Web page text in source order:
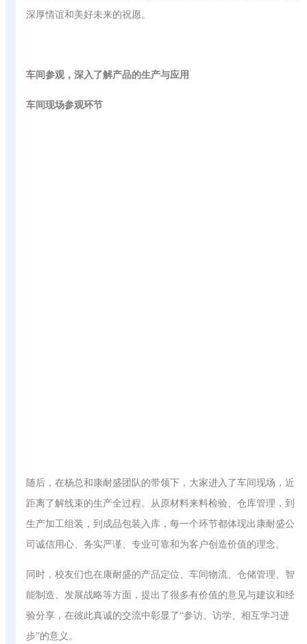
深厚情谊和美好未来的祝愿。
车间参观，深入了解产品的生产与应用
车间现场参观环节
随后，在杨总和康耐盛团队的带领下，大家进入了车间现场，近
距离了解线束的生产全过程。从原材料来料检验、仓库管理，到
生产加工组装，到成品包装入库，每一个环节都体现出康耐盛公
司诚信用心、务实严谨、专业可靠和为客户创造价值的理念。
同时，校友们也在康耐盛的产品定位、车间物流、仓储管理、智
能制造、发展战略等方面，提出了很多有价值的意见与建议和经
验分享，在彼此真诚的交流中彰显了“参访、访学、相互学习进
步”的意义。